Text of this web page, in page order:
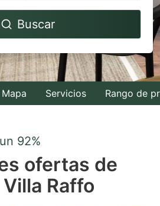
Navigate
to
interact
with
the
a
date.
Buscar
Mapa Servicios Rango de
92%
ofertas de
Raffo